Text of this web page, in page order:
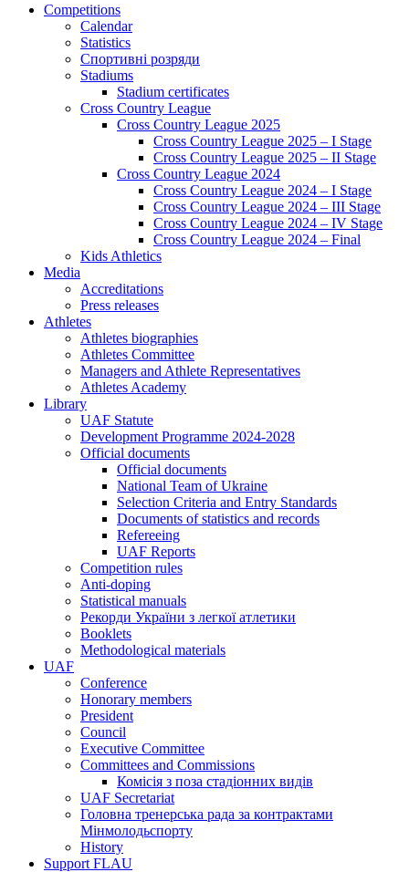
Competitions
Calendar
Statistics
Спортивні розряди
Stadiums
Stadium certificates
Cross Country League
Cross Country League 2025
Cross Country League 2025 – I Stage
Cross Country League 2025 – II Stage
Cross Country League 2024
Cross Country League 2024 – I Stage
Cross Country League 2024 – III Stage
Cross Country League 2024 – IV Stage
Cross Country League 2024 – Final
Kids Athletics
Media
Accreditations
Press releases
Athletes
Athletes biographies
Athletes Committee
Managers and Athlete Representatives
Athletes Academy
Library
UAF Statute
Development Programme 2024-2028
Official documents
Official documents
National Team of Ukraine
Selection Criteria and Entry Standards
Documents of statistics and records
Refereeing
UAF Reports
Competition rules
Anti-doping
Statistical manuals
Рекорди України з легкої атлетики
Booklets
Methodological materials
UAF
Conference
Honorary members
President
Council
Executive Committee
Committees and Commissions
Комісія з поза стадіонних видів
UAF Secretariat
Головна тренерська рада за контрактами
Мінмолодьспорту
History
Support FLAU